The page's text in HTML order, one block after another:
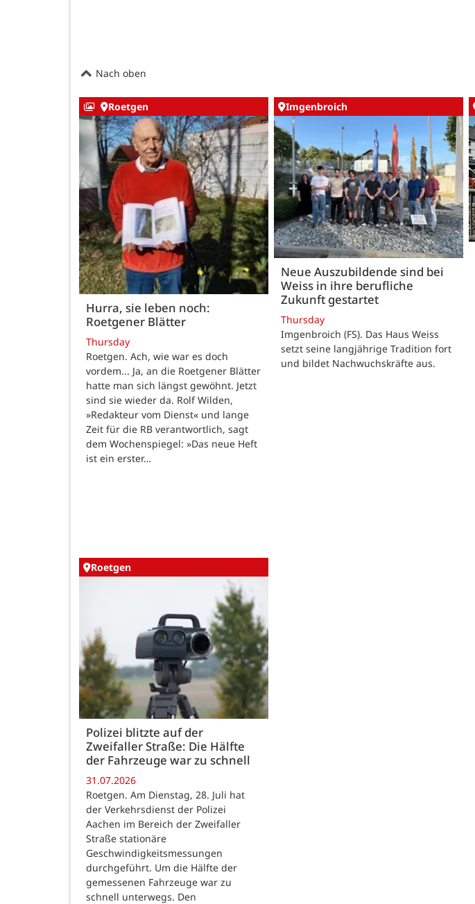
Nach oben
Roetgen
Hurra, sie leben noch:
Roetgener Blätter
Thursday
Roetgen. Ach, wie war es doch
vordem... Ja, an die Roetgener Blätter
hatte man sich längst gewöhnt. Jetzt
sind sie wieder da. Rolf Wilden,
»Redakteur vom Dienst« und lange
Zeit für die RB verantwortlich, sagt
dem Wochenspiegel: »Das neue Heft
ist ein erster…
Imgenbroich
Neue Auszubildende sind bei
Weiss in ihre berufliche
Zukunft gestartet
Thursday
Imgenbroich (FS). Das Haus Weiss
setzt seine langjährige Tradition fort
und bildet Nachwuchskräfte aus.
Roetgen
Polizei blitzte auf der
Zweifaller Straße: Die Hälfte
der Fahrzeuge war zu schnell
31.07.2026
Roetgen. Am Dienstag, 28. Juli hat
der Verkehrsdienst der Polizei
Aachen im Bereich der Zweifaller
Straße stationäre
Geschwindigkeitsmessungen
durchgeführt. Um die Hälfte der
gemessenen Fahrzeuge war zu
schnell unterwegs. Den